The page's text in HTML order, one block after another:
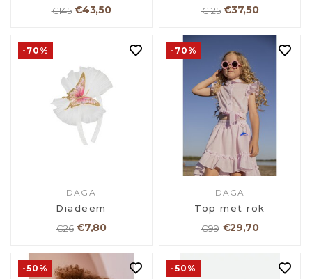
€145 €43,50
€125 €37,50
-70%
DAGA
Diadeem
€26 €7,80
-70%
DAGA
Top met rok
€99 €29,70
-50% -50%